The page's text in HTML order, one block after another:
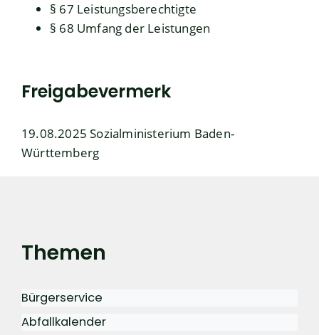
§ 67 Leistungsberechtigte
§ 68 Umfang der Leistungen
Freigabevermerk
19.08.2025 Sozialministerium Baden-
Württemberg
Themen
Bürgerservice
Abfallkalender